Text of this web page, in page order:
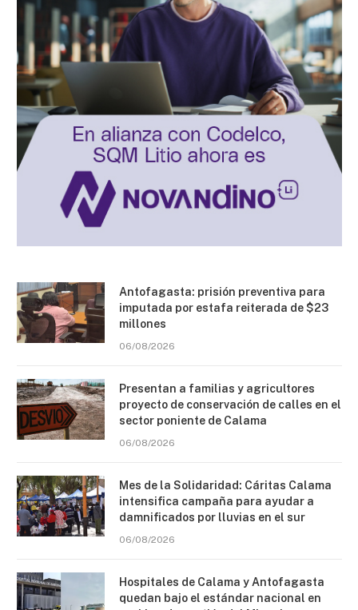
Antofagasta: prisión preventiva para
imputada por estafa reiterada de $23
millones
06/08/2026
Presentan a familias y agricultores
proyecto de conservación de calles en el
sector poniente de Calama
06/08/2026
Mes de la Solidaridad: Cáritas Calama
intensifica campaña para ayudar a
damnificados por lluvias en el sur
06/08/2026
Hospitales de Calama y Antofagasta
quedan bajo el estándar nacional en